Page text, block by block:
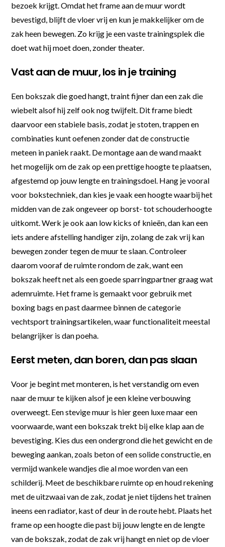
bezoek krijgt. Omdat het frame aan de muur wordt
bevestigd, blijft de vloer vrij en kun je makkelijker om de
zak heen bewegen. Zo krijg je een vaste trainingsplek die
doet wat hij moet doen, zonder theater.
Vast aan de muur, los in je training
Een bokszak die goed hangt, traint fijner dan een zak die
wiebelt alsof hij zelf ook nog twijfelt. Dit frame biedt
daarvoor een stabiele basis, zodat je stoten, trappen en
combinaties kunt oefenen zonder dat de constructie
meteen in paniek raakt. De montage aan de wand maakt
het mogelijk om de zak op een prettige hoogte te plaatsen,
afgestemd op jouw lengte en trainingsdoel. Hang je vooral
voor bokstechniek, dan kies je vaak een hoogte waarbij het
midden van de zak ongeveer op borst- tot schouderhoogte
uitkomt. Werk je ook aan low kicks of knieën, dan kan een
iets andere afstelling handiger zijn, zolang de zak vrij kan
bewegen zonder tegen de muur te slaan. Controleer
daarom vooraf de ruimte rondom de zak, want een
bokszak heeft net als een goede sparringpartner graag wat
ademruimte. Het frame is gemaakt voor gebruik met
boxing bags en past daarmee binnen de categorie
vechtsport trainingsartikelen, waar functionaliteit meestal
belangrijker is dan poeha.
Eerst meten, dan boren, dan pas slaan
Voor je begint met monteren, is het verstandig om even
naar de muur te kijken alsof je een kleine verbouwing
overweegt. Een stevige muur is hier geen luxe maar een
voorwaarde, want een bokszak trekt bij elke klap aan de
bevestiging. Kies dus een ondergrond die het gewicht en de
beweging aankan, zoals beton of een solide constructie, en
vermijd wankele wandjes die al moe worden van een
schilderij. Meet de beschikbare ruimte op en houd rekening
met de uitzwaai van de zak, zodat je niet tijdens het trainen
ineens een radiator, kast of deur in de route hebt. Plaats het
frame op een hoogte die past bij jouw lengte en de lengte
van de bokszak, zodat de zak vrij hangt en niet op de vloer